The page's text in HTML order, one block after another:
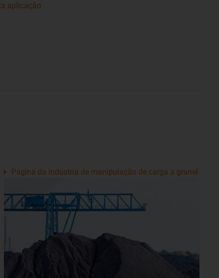
aplicação
Página da indústria de manipulação de carga a granel